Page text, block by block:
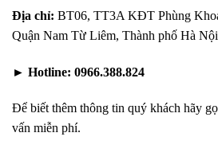
Địa chỉ: BT06, TT3A KĐT Phùng
Quận Nam Từ Liêm, Thành phố Hà
► Hotline: 0966.388.824
Để biết thêm thông tin quý khách hãy
vấn miễn phí.